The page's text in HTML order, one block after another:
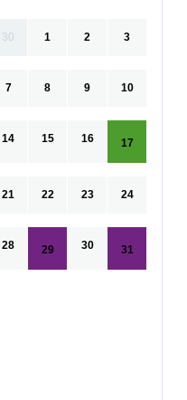
30 1 2 3
7 8 9 10
14 15 16 17
21 22 23 24
28 29 30 31